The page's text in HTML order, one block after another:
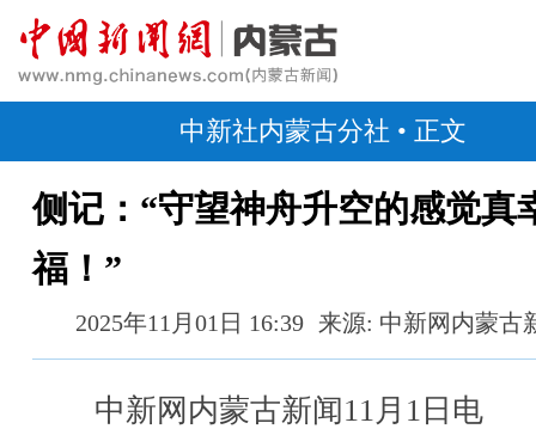
中新社内蒙古分社 • 正文
侧记：“守望神舟升空的感觉真
福！”
2025年11月01日 16:39 来源: 中新网内蒙古
中新网内蒙古新闻11月1日电